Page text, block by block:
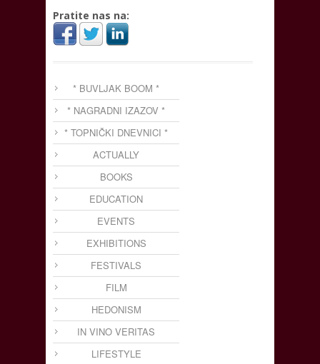
Pratite nas na:
* BUVLJAK BOOM *
* NAGRADNI IZAZOV *
* TOPNIČKI DNEVNICI *
ACTUALLY
BOOKS
EDUCATION
EVENTS
EXHIBITIONS
FESTIVALS
FILM
HEDONISM
IN VINO VERITAS
LIFESTYLE